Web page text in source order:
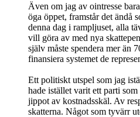
Även om jag av ointresse
öga öppet, framstår det ändå
denna dag i rampljuset, alla
vill göra av med nya
själv måste spendera mer än
finansiera systemet de
Ett politiskt utspel som jag
hade istället varit ett parti
jippot av kostnadsskäl. Av
skatterna. Något som tyvärr